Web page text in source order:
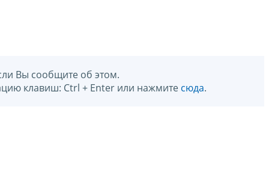
Вы сообщите об этом.
клавиш: Ctrl + Enter или нажмите сюда.